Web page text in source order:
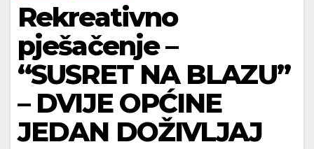
Rekreativno
pješačenje –
“SUSRET NA BLAZU”
– DVIJE OPĆINE
JEDAN DOŽIVLJAJ